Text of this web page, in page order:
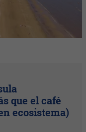
que el café
ecosistema)